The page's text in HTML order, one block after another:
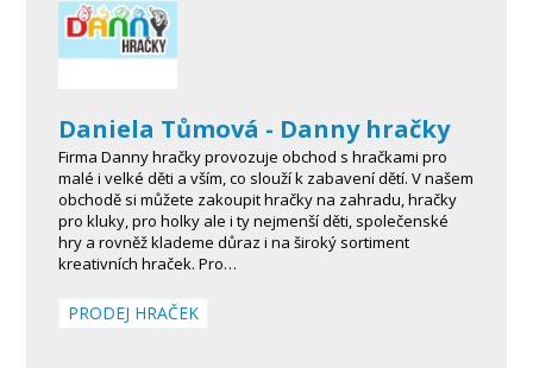
Daniela Tůmová - Danny hračky
Firma Danny hračky provozuje obchod s hračkami pro
malé i velké děti a vším, co slouží k zabavení dětí. V našem
obchodě si můžete zakoupit hračky na zahradu, hračky
pro kluky, pro holky ale i ty nejmenší děti, společenské
hry a rovněž klademe důraz i na široký sortiment
kreativních hraček. Pro…
PRODEJ HRAČEK